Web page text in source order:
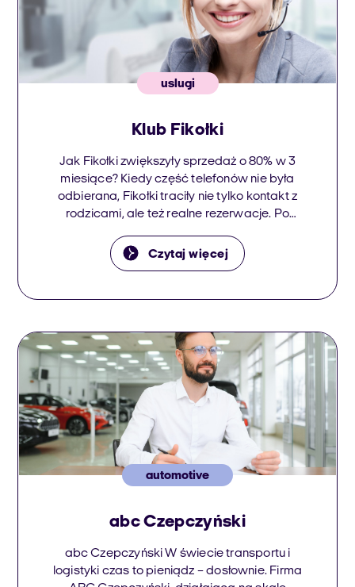
uslugi
Klub Fikołki
Jak Fikołki zwiększyły sprzedaż o 80% w 3
miesiące? Kiedy część telefonów nie była
odbierana, Fikołki traciły nie tylko kontakt z
rodzicami, ale też realne rezerwacje. Po
automatycznego oddzwaniania i szybkich
kampanii wychodzących sprzedaż wzrosła o
być obdzwaniana w 100%. O kliencie Fikołki
Czytaj więcej
automotive
abc Czepczyński
abc Czepczyński W świecie transportu i
logistyki czas to pieniądz – dosłownie. Firma